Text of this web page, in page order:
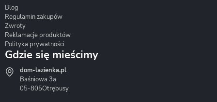
Hydrostop
Blog
Regulamin zakupów
Zwroty
Reklamacje produktów
Polityka prywatności
Gdzie się mieścimy
dom-lazienka.pl
Baśniowa 3a
05-805Otrębusy